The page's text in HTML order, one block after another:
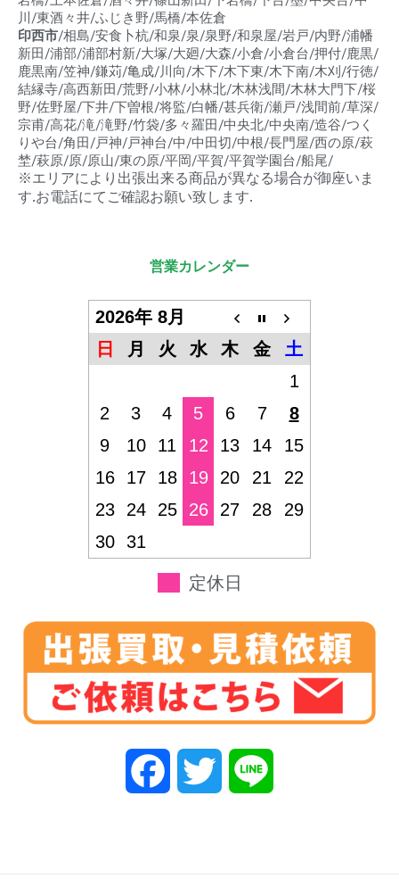
川/東酒々井/ふじき野/馬橋/本佐倉
印西市/相島/安食卜杭/和泉/泉/泉野/和泉屋/岩戸/内野/浦幡
新田/浦部/浦部村新/大塚/大廻/大森/小倉/小倉台/押付/鹿黒/
鹿黒南/笠神/鎌苅/亀成/川向/木下/木下東/木下南/木刈/行徳/
結縁寺/高西新田/荒野/小林/小林北/木林浅間/木林大門下/桜
野/佐野屋/下井/下曽根/将監/白幡/甚兵衛/瀬戸/浅間前/草深/
宗甫/高花/滝/滝野/竹袋/多々羅田/中央北/中央南/造谷/つく
りや台/角田/戸神/戸神台/中/中田切/中根/長門屋/西の原/萩
埜/萩原/原/原山/東の原/平岡/平賀/平賀学園台/船尾/
※エリアにより出張出来る商品が異なる場合が御座いま
す.お電話にてご確認お願い致します.
営業カレンダー
2026年 8月
日
月 火 水 木 金
土
1
2
3 4 5 6 7
8
9
10 11 12 13 14
15
16
17 18 19 20 21
22
23
24 25 26 27 28
29
30
31
定休日